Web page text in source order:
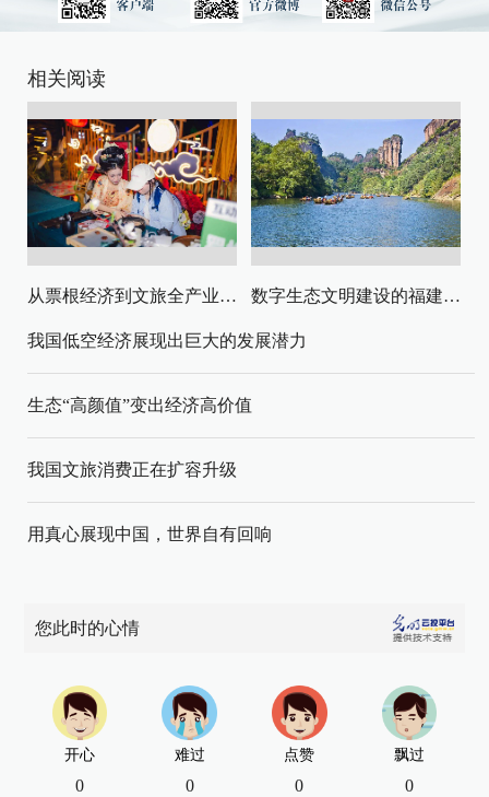
相关阅读
从票根经济到文旅全产业链升级 数字生态文明建设的福建路径与启示
我国低空经济展现出巨大的发展潜力
生态“高颜值”变出经济高价值
我国文旅消费正在扩容升级
用真心展现中国，世界自有回响
您此时的心情
开心
0
难过
0
点赞
0
飘过
0